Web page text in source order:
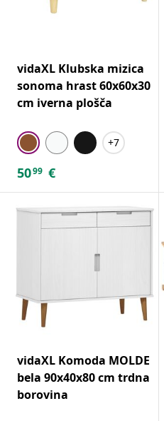
vidaXL Klubska mizica
sonoma hrast 60x60x30
cm iverna plošča
+7
5099 €
vidaXL Komoda MOLDE
bela 90x40x80 cm trdna
borovina